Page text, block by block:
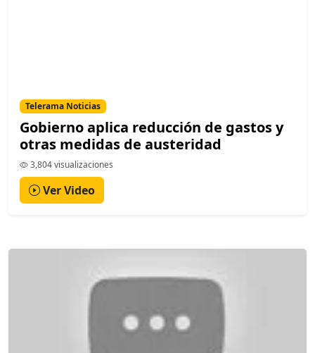
Telerama Noticias
Gobierno aplica reducción de gastos y
otras medidas de austeridad
3,804 visualizaciones
Ver Video